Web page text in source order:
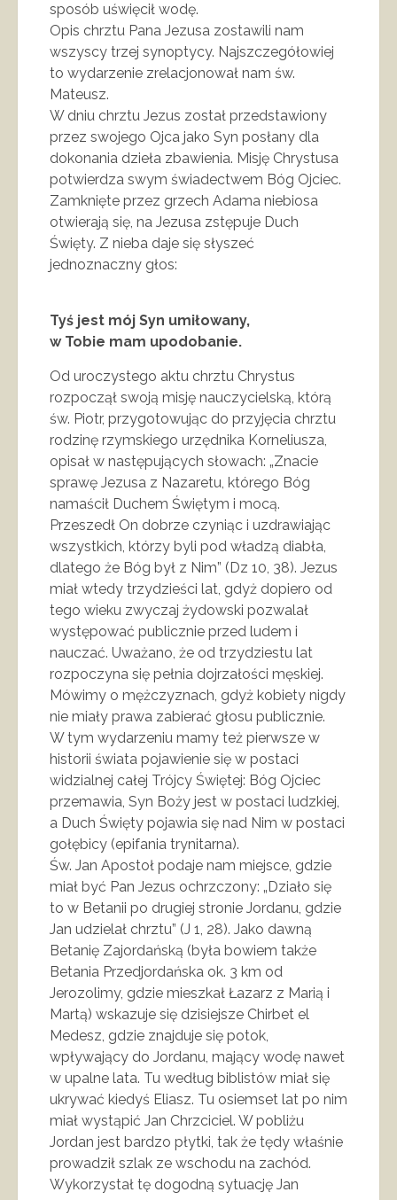
sposób uświęcił wodę.
Opis chrztu Pana Jezusa zostawili nam
wszyscy trzej synoptycy. Najszczegółowiej
to wydarzenie zrelacjonował nam św.
Mateusz.
W dniu chrztu Jezus został przedstawiony
przez swojego Ojca jako Syn posłany dla
dokonania dzieła zbawienia. Misję Chrystusa
potwierdza swym świadectwem Bóg Ojciec.
Zamknięte przez grzech Adama niebiosa
otwierają się, na Jezusa zstępuje Duch
Święty. Z nieba daje się słyszeć
jednoznaczny głos:
Tyś jest mój Syn umiłowany,
w Tobie mam upodobanie.
Od uroczystego aktu chrztu Chrystus
rozpoczął swoją misję nauczycielską, którą
św. Piotr, przygotowując do przyjęcia chrztu
rodzinę rzymskiego urzędnika Korneliusza,
opisał w następujących słowach: „Znacie
sprawę Jezusa z Nazaretu, którego Bóg
namaścił Duchem Świętym i mocą.
Przeszedł On dobrze czyniąc i uzdrawiając
wszystkich, którzy byli pod władzą diabła,
dlatego że Bóg był z Nim” (Dz 10, 38). Jezus
miał wtedy trzydzieści lat, gdyż dopiero od
tego wieku zwyczaj żydowski pozwalał
występować publicznie przed ludem i
nauczać. Uważano, że od trzydziestu lat
rozpoczyna się pełnia dojrzałości męskiej.
Mówimy o mężczyznach, gdyż kobiety nigdy
nie miały prawa zabierać głosu publicznie.
W tym wydarzeniu mamy też pierwsze w
historii świata pojawienie się w postaci
widzialnej całej Trójcy Świętej: Bóg Ojciec
przemawia, Syn Boży jest w postaci ludzkiej,
a Duch Święty pojawia się nad Nim w postaci
gołębicy (epifania trynitarna).
Św. Jan Apostoł podaje nam miejsce, gdzie
miał być Pan Jezus ochrzczony: „Działo się
to w Betanii po drugiej stronie Jordanu, gdzie
Jan udzielał chrztu” (J 1, 28). Jako dawną
Betanię Zajordańską (była bowiem także
Betania Przedjordańska ok. 3 km od
Jerozolimy, gdzie mieszkał Łazarz z Marią i
Martą) wskazuje się dzisiejsze Chirbet el
Medesz, gdzie znajduje się potok,
wpływający do Jordanu, mający wodę nawet
w upalne lata. Tu według biblistów miał się
ukrywać kiedyś Eliasz. Tu osiemset lat po nim
miał wystąpić Jan Chrzciciel. W pobliżu
Jordan jest bardzo płytki, tak że tędy właśnie
prowadził szlak ze wschodu na zachód.
Wykorzystał tę dogodną sytuację Jan